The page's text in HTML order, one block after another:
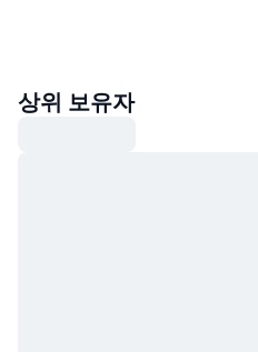
상위 보유자